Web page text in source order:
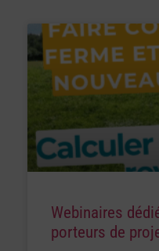
Webinaires
porteurs de